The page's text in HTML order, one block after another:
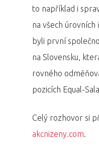
to například i
na všech
byli první
na Slovensku,
rovného
pozicích Equal-
Celý rozhovor si
akcnizeny.com.